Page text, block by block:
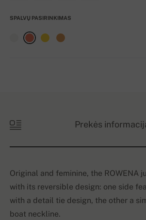
SPALVŲ PASIRINKIMAS
Prekės
Original and feminine, the ROWENA
with its reversible design: one side
with a detail tie design, the other a
boat neckline.